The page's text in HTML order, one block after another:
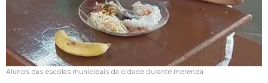
Alunos das escolas municipais da cidade durante merenda